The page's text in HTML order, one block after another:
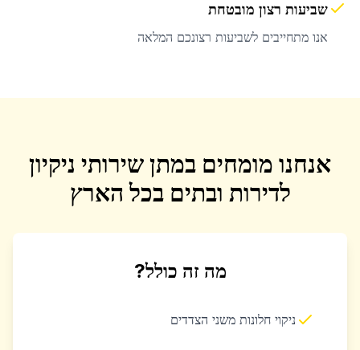
שביעות רצון מובטחת
אנו מתחייבים לשביעות רצונכם המלאה
אנחנו מומחים במתן שירותי ניקיון
לדירות ובתים בכל הארץ
מה זה כולל?
ניקוי חלונות משני הצדדים